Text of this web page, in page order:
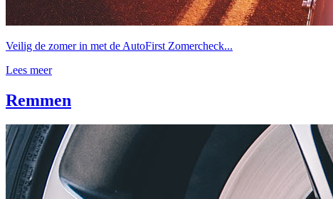
Veilig de zomer in met de AutoFirst Zomercheck...
Lees meer
Remmen